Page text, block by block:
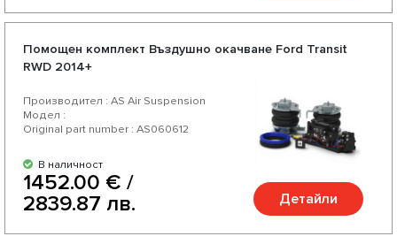
Помощен комплект Въздушно окачване Ford Transit
RWD 2014+
Производител : AS Air Suspension
Модел :
Original part number : AS060612
В наличност
1452.00 € /
2839.87 лв.
Детайли